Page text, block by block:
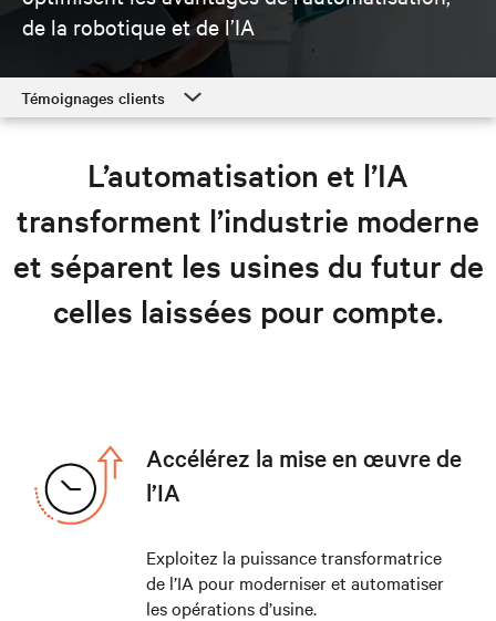
de la robotique et de l’IA
Témoignages clients
Solutions pour la fabrication
Ressources
Explorer les solutions pour la fabrication
L’automatisation et l’IA
transforment l’industrie moderne
et séparent les usines du futur de
celles laissées pour compte.
Accélérez la mise en œuvre de
l’IA
Exploitez la puissance transformatrice
de l’IA pour moderniser et automatiser
les opérations d’usine.